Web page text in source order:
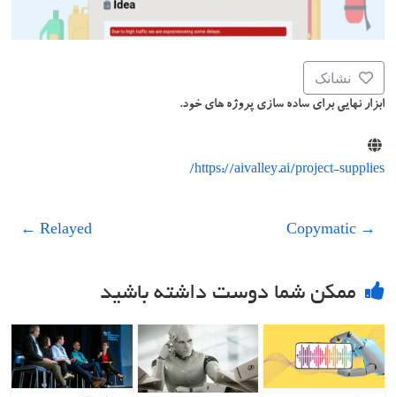
نشانک
ابزار نهایی برای ساده سازی پروژه های خود.
https://aivalley.ai/project-supplies/
→
Copymatic
Relayed
←
ممکن شما دوست داشته باشید